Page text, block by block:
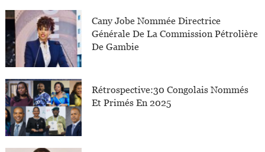
Cany Jobe Nommée Directrice
Générale De La Commission Pétrolière
De Gambie
Rétrospective:30 Congolais Nommés
Et Primés En 2025